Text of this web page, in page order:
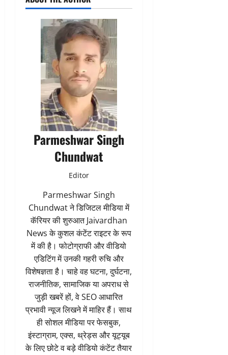
Parmeshwar Singh
Chundwat
Editor
Parmeshwar Singh
Chundwat ने डिजिटल मीडिया में
कॅरियर की शुरुआत Jaivardhan
News के कुशल कंटेंट राइटर के रूप
में की है। फोटोग्राफी और वीडियो
एडिटिंग में उनकी गहरी रुचि और
विशेषज्ञता है। चाहे वह घटना, दुर्घटना,
राजनीतिक, सामाजिक या अपराध से
जुड़ी खबरें हों, वे SEO आधारित
प्रभावी न्यूज लिखने में माहिर हैं। साथ
ही सोशल मीडिया पर फेसबुक,
इंस्टाग्राम, एक्स, थ्रेड्स और यूट्यूब
के लिए छोटे व बड़े वीडियो कंटेंट तैयार